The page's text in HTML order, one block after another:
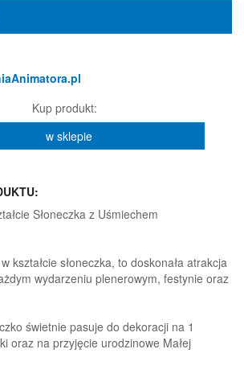
Kup produkt:
w sklepie
Słoneczka z Uśmiechem
kształcie słoneczka, to doskonała atrakcja
wydarzeniu plenerowym, festynie oraz
świetnie pasuje do dekoracji na 1
oraz na przyjęcie urodzinowe Małej